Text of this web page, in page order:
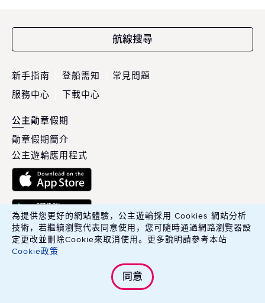
航線搜尋
新手指南 登船需知
常見問題
服務中心
下載中心
公主勛章假期
勛章假期簡介
公主遊輪應用程式
英商康年華旅行社股份有限公司臺灣分公司 Carnival PLC, Taiwan
Branch.
綜合旅行業交觀綜字 215100 號．旅行業品保協會會員編號 北 2783 號
為提供您更好的網站體驗，公主遊輪採用 Cookies 網站分析
技術，若繼續瀏覽代表同意使用，您可隨時通過網路瀏覽器設
定更改並刪除Cookie來取消使用。更多說明請參考本站
Cookie政策
同意